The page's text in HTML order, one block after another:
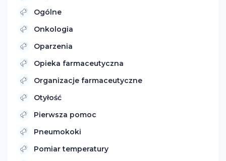
Ogólne
Onkologia
Oparzenia
Opieka farmaceutyczna
Organizacje farmaceutyczne
Otyłość
Pierwsza pomoc
Pneumokoki
Pomiar temperatury